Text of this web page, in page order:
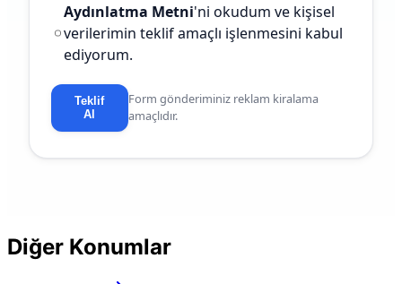
Aydınlatma Metni'ni okudum ve kişisel
verilerimin teklif amaçlı işlenmesini kabul
ediyorum.
Teklif
Al
Form gönderiminiz reklam kiralama
amaçlıdır.
Diğer Konumlar